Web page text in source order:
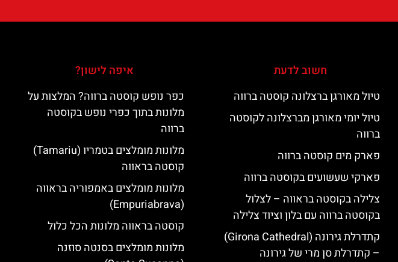
חשוב לדעת
טיול מאורגן ברצלונה קוסטה ברווה
טיול יומי מאורגן מברצלונה לקוסטה
ברווה
פארק מים קוסטה ברווה
פארקי שעשועים בקוסטה ברווה
צלילה בקוסטה בראווה – לצלול
בקוסטה ברווה עם בלון וציוד צלילה
קתדרלת גירונה (Girona Cathedral)
– קתדרלת סן מרי של גירונה
איפה לישון?
כפר נופש קוסטה ברווה? המלצות על
מלונות בתוך כפרי נופש בקוסטה
ברווה
מלונות מומלצים בטמריו (Tamariu)
קוסטה בראווה
מלונות מומלצים באמפוריה בראווה
(Empuriabrava)
קוסטה בראווה מלונות הכל כלול
מלונות מומלצים בסנטה סוזנה